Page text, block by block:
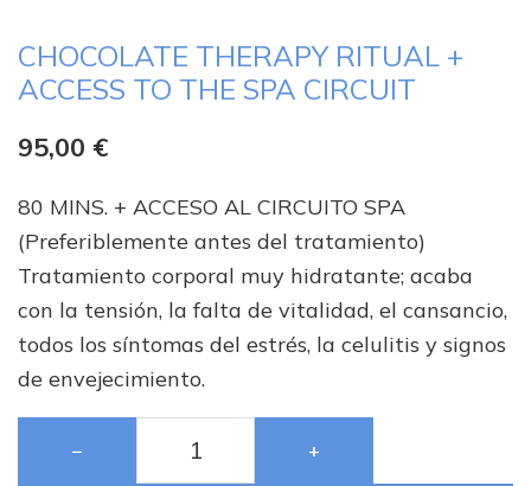
CHOCOLATE THERAPY RITUAL +
ACCESS TO THE SPA CIRCUIT
95,00 €
80 MINS. + ACCESO AL CIRCUITO SPA
(Preferiblemente antes del tratamiento)
Tratamiento corporal muy hidratante; acaba
con la tensión, la falta de vitalidad, el cansancio,
todos los síntomas del estrés, la celulitis y signos
de envejecimiento.
− +